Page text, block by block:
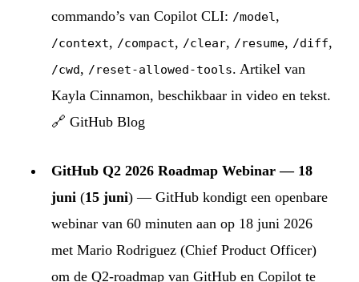
commando’s van Copilot CLI: /model,
/context, /compact, /clear, /resume, /diff,
/cwd, /reset-allowed-tools. Artikel van
Kayla Cinnamon, beschikbaar in video en tekst.
🔗 GitHub Blog
GitHub Q2 2026 Roadmap Webinar — 18
juni (15 juni) — GitHub kondigt een openbare
webinar van 60 minuten aan op 18 juni 2026
met Mario Rodriguez (Chief Product Officer)
om de Q2-roadmap van GitHub en Copilot te